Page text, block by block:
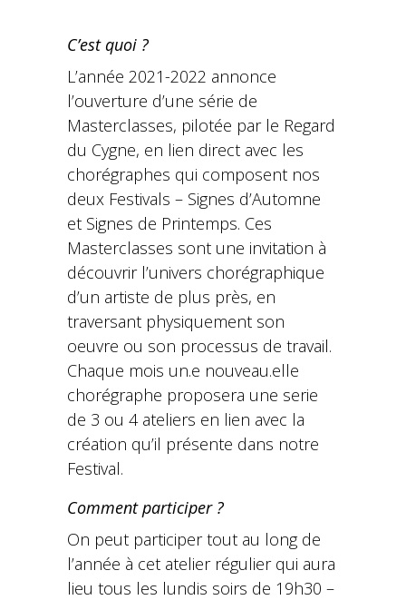
C’est quoi ?
L’année 2021-2022 annonce
l’ouverture d’une série de
Masterclasses, pilotée par le Regard
du Cygne, en lien direct avec les
chorégraphes qui composent nos
deux Festivals – Signes d’Automne
et Signes de Printemps. Ces
Masterclasses sont une invitation à
découvrir l’univers chorégraphique
d’un artiste de plus près, en
traversant physiquement son
oeuvre ou son processus de travail.
Chaque mois un.e nouveau.elle
chorégraphe proposera une serie
de 3 ou 4 ateliers en lien avec la
création qu’il présente dans notre
Festival.
Comment participer ?
On peut participer tout au long de
l’année à cet atelier régulier qui aura
lieu tous les lundis soirs de 19h30 –